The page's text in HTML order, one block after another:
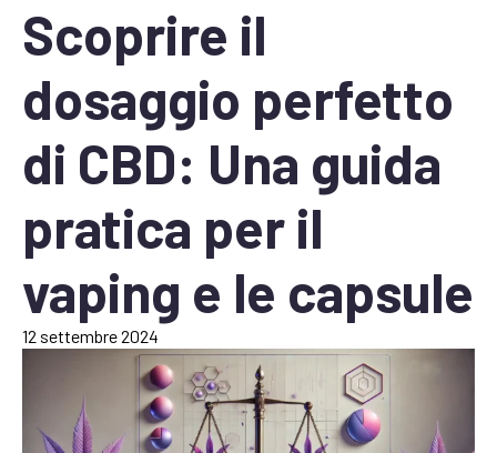
Scoprire il
dosaggio perfetto
di CBD: Una guida
pratica per il
vaping e le capsule
12 settembre 2024